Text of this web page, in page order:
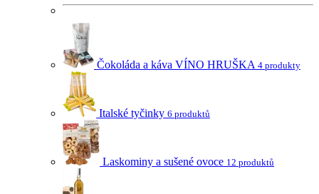
Čokoláda a káva VÍNO HRUŠKA 4 produkty
Italské tyčinky 6 produktů
Laskominy a sušené ovoce 12 produktů